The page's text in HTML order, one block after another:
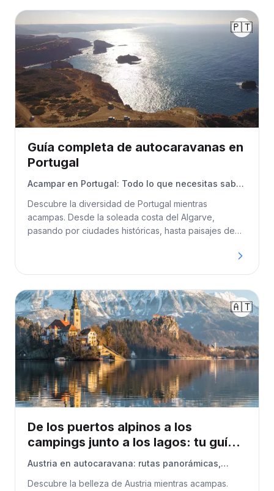
🇵🇹
Guía completa de autocaravanas en
Portugal
Acampar en Portugal: Todo lo que necesitas saber
Descubre la diversidad de Portugal mientras
acampas. Desde la soleada costa del Algarve,
pasando por ciudades históricas, hasta paisajes de
🇦🇹
De los puertos alpinos a los
campings junto a los lagos: tu guía
para explorar Austria en
Austria en autocaravana: rutas panorámicas,
Descubre la belleza de Austria mientras acampas.